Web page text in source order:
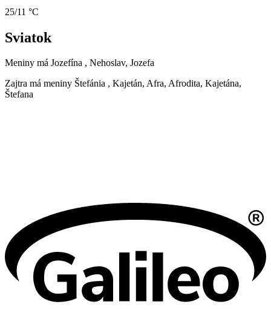
25/11 °C
Sviatok
Meniny má Jozefína , Nehoslav, Jozefa
Zajtra má meniny Štefánia , Kajetán, Afra, Afrodita, Kajetána,
Štefana